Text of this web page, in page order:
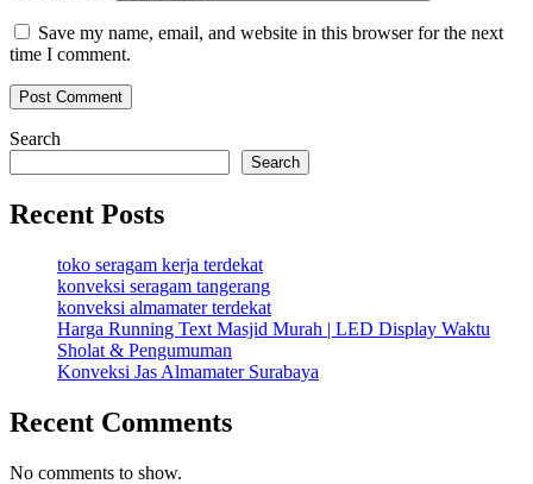
Save my name, email, and website in this browser for the next
time I comment.
Search
Search
Recent Posts
toko seragam kerja terdekat
konveksi seragam tangerang
konveksi almamater terdekat
Harga Running Text Masjid Murah | LED Display Waktu
Sholat & Pengumuman
Konveksi Jas Almamater Surabaya
Recent Comments
No comments to show.